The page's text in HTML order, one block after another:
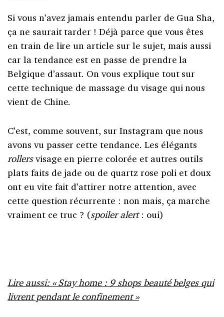
Si vous n’avez jamais entendu parler de Gua Sha,
ça ne saurait tarder ! Déjà parce que vous êtes
en train de lire un article sur le sujet, mais aussi
car la tendance est en passe de prendre la
Belgique d’assaut. On vous explique tout sur
cette technique de massage du visage qui nous
vient de Chine.
C’est, comme souvent, sur Instagram que nous
avons vu passer cette tendance. Les élégants
rollersvisage en pierre colorée et autres outils
plats faits de jade ou de quartz rose poli et doux
ont eu vite fait d’attirer notre attention, avec
cette question récurrente : non mais, ça marche
vraiment ce truc ? (spoiler alert: oui)
Lire aussi: « Stay home : 9 shops beauté belges qui
livrent pendant le confinement »